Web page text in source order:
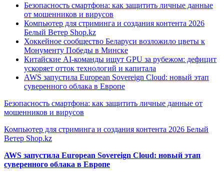
Безопасность смартфона: как защитить личные данные
от мошенников и вирусов
Компьютер для стриминга и создания контента 2026
Белый Ветер Shop.kz
Хоккейное сообщество Беларуси возложило цветы к
Монументу Победы в Минске
Китайские AI-команды ищут GPU за рубежом: дефицит
ускоряет отток технологий и капитала
AWS запустила European Sovereign Cloud: новый этап
суверенного облака в Европе
Безопасность смартфона: как защитить личные данные от
мошенников и вирусов
Компьютер для стриминга и создания контента 2026 Белый
Ветер Shop.kz
AWS запустила European Sovereign Cloud: новый этап
суверенного облака в Европе